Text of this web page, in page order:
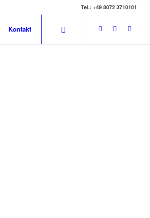
Tel.: +49 8072 3710101
Kontakt